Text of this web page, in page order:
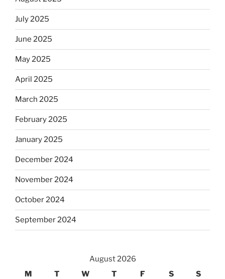
July 2025
June 2025
May 2025
April 2025
March 2025
February 2025
January 2025
December 2024
November 2024
October 2024
September 2024
August 2026
M
T W T F S S